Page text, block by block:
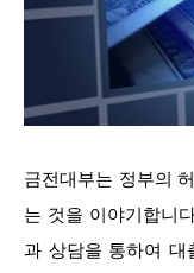
금전대부는 정부의
는 것을 이야기합니
과 상담을 통하여 대